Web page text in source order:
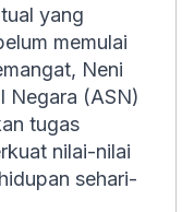
yang
memulai
Neni
Negara (ASN)
tugas
nilai-nilai
sehari-